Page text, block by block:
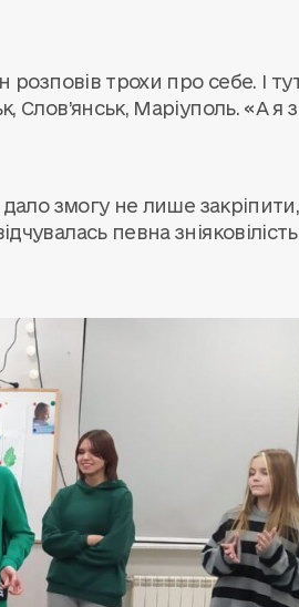
трохи про себе. І
Слов’янськ, Маріуполь. «А я з
змогу не лише
певна